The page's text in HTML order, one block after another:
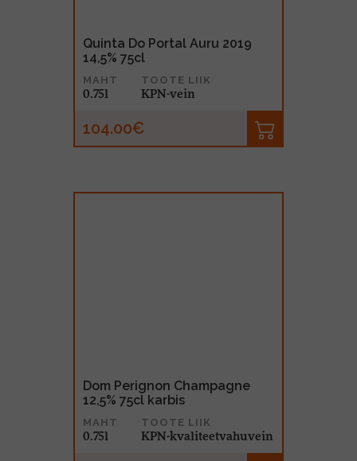
Quinta Do Portal Auru 2019
14,5% 75cl
MAHT
0.75l
TOOTE LIIK
KPN-vein
104.00€
Dom Perignon Champagne
12,5% 75cl karbis
MAHT
0.75l
TOOTE LIIK
KPN-kvaliteetvahuvein